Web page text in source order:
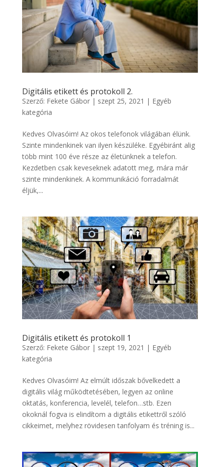
Digitális etikett és protokoll 2.
Szerző: Fekete Gábor| szept 25, 2021 | Egyéb
kategória
Kedves Olvasóim! Az okos telefonok világában élünk.
Szinte mindenkinek van ilyen készüléke. Egyébiránt alig
több mint 100 éve része az életünknek a telefon.
Kezdetben csak keveseknek adatott meg, mára már
szinte mindenkinek. A kommunikáció forradalmát
éljük,...
Digitális etikett és protokoll 1
Szerző: Fekete Gábor| szept 19, 2021 | Egyéb
kategória
Kedves Olvasóim! Az elmúlt időszak bővelkedett a
digitális világ működtetésében, legyen az online
oktatás, konferencia, levelél, telefon…stb. Ezen
okoknál fogva is elindítom a digitális etikettről szóló
cikkeimet, melyhez rövidesen tanfolyam és tréning is...